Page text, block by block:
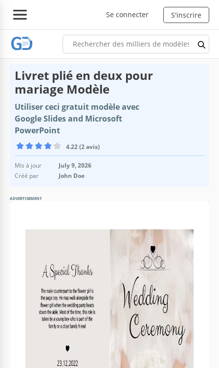
Se connecter S'inscrire
Livret plié en deux pour
mariage Modèle
Utiliser ceci gratuit modèle avec
Google Slides and Microsoft
PowerPoint
4.22 (2 avis)
Mis à jour
July 9, 2026
Créé par
John Doe
ADVERTISEMENT